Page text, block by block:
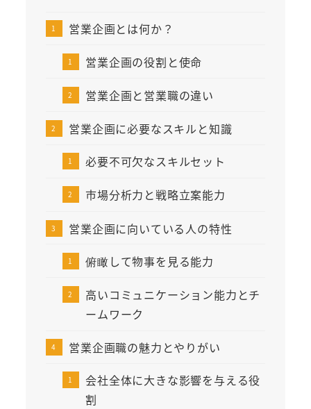
営業企画とは何か？
営業企画の役割と使命
営業企画と営業職の違い
営業企画に必要なスキルと知識
必要不可欠なスキルセット
市場分析力と戦略立案能力
営業企画に向いている人の特性
俯瞰して物事を見る能力
高いコミュニケーション能力とチ
ームワーク
営業企画職の魅力とやりがい
会社全体に大きな影響を与える役
割